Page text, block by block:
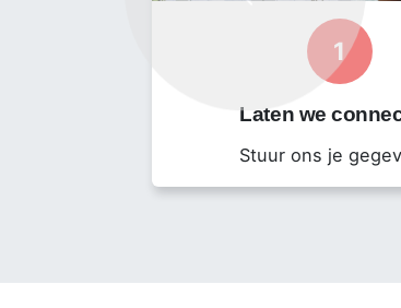
Als je een ZZP / freelancer,
Heb je interesse? Neem dan
Contact Persoon:
Dario Macnack
1
Laten we
Stuur ons je